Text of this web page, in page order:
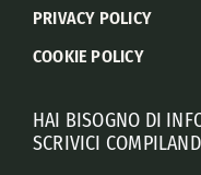
PRIVACY POLICY
COOKIE POLICY
HAI BISOGNO DI
SCRIVICI